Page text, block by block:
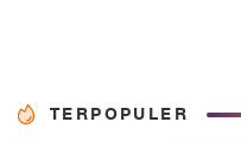
TERPOPULER